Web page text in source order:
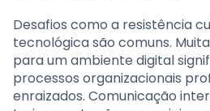
Desafios como a resistência
tecnológica são comuns.
para um ambiente digital
processos organizacionais
enraizados. Comunicação